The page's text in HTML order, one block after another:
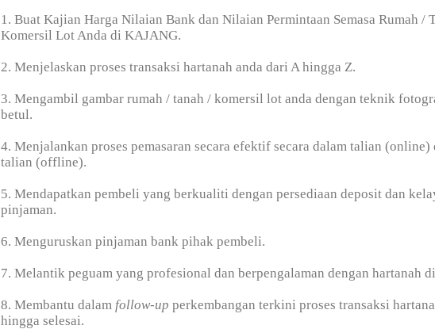
1. Buat Kajian Harga Nilaian Bank dan Nilaian Permintaan Semasa Rumah /
Komersil Lot Anda di KAJANG.
2. Menjelaskan proses transaksi hartanah anda dari A hingga Z.
3. Mengambil gambar rumah / tanah / komersil lot anda dengan teknik
betul.
4. Menjalankan proses pemasaran secara efektif secara dalam talian (online)
talian (offline).
5. Mendapatkan pembeli yang berkualiti dengan persediaan deposit dan
pinjaman.
6. Menguruskan pinjaman bank pihak pembeli.
7. Melantik peguam yang profesional dan berpengalaman dengan hartanah
8. Membantu dalam follow-up perkembangan terkini proses transaksi
hingga selesai.